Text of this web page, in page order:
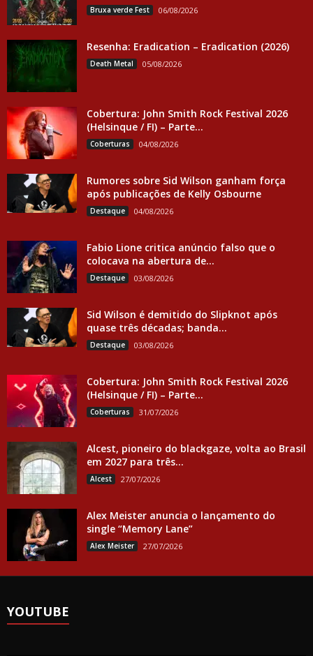
Bruxa verde Fest 06/08/2026
Resenha: Eradication – Eradication (2026)
Death Metal 05/08/2026
Cobertura: John Smith Rock Festival 2026
(Helsinque / FI) – Parte...
Coberturas 04/08/2026
Rumores sobre Sid Wilson ganham força
após publicações de Kelly Osbourne
Destaque 04/08/2026
Fabio Lione critica anúncio falso que o
colocava na abertura de...
Destaque 03/08/2026
Sid Wilson é demitido do Slipknot após
quase três décadas; banda...
Destaque 03/08/2026
Cobertura: John Smith Rock Festival 2026
(Helsinque / FI) – Parte...
Coberturas 31/07/2026
Alcest, pioneiro do blackgaze, volta ao Brasil
em 2027 para três...
Alcest 27/07/2026
Alex Meister anuncia o lançamento do
single “Memory Lane”
Alex Meister 27/07/2026
YOUTUBE